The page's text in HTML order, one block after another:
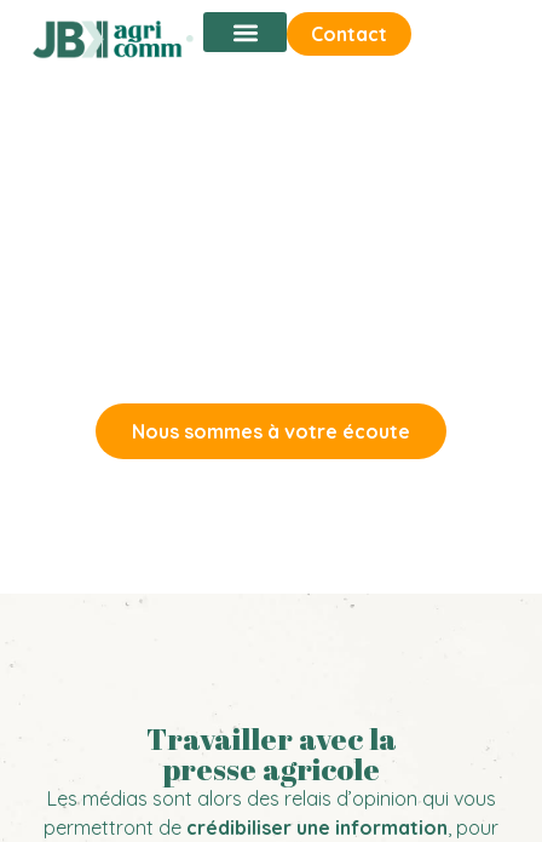
Contact
Nous sommes à votre écoute
Travailler avec la
presse agricole
Les médias sont alors des relais d’opinion qui vous
permettront de crédibiliser une information , pour